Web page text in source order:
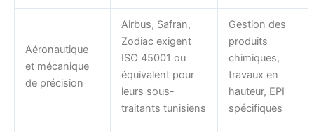
Aéronautique
et mécanique
de précision
Airbus, Safran,
Zodiac exigent
ISO 45001 ou
équivalent pour
leurs sous-
traitants tunisiens
Gestion des
produits
chimiques,
travaux en
hauteur, EPI
spécifiques